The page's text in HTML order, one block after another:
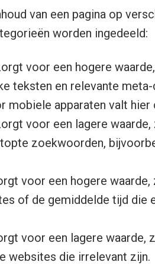
van een pagina op
worden ingedeeld:
voor een hogere
teksten en relevante
mobiele apparaten valt hier
voor een lagere waarde,
zoekwoorden,
voor een hogere waarde,
of de gemiddelde tijd die
voor een lagere waarde,
websites die irrelevant zijn.